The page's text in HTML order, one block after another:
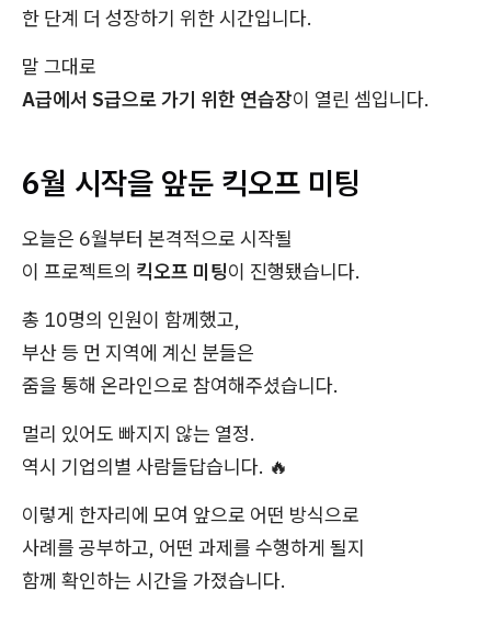
한 단계 더 성장하기 위한 시간입니다.
말 그대로
A급에서 S급으로 가기 위한 연습장이 열린 셈입니다.
6월 시작을 앞둔 킥오프 미팅
오늘은 6월부터 본격적으로 시작될
이 프로젝트의 킥오프 미팅이 진행됐습니다.
총 10명의 인원이 함께했고,
부산 등 먼 지역에 계신 분들은
줌을 통해 온라인으로 참여해주셨습니다.
멀리 있어도 빠지지 않는 열정.
역시 기업의별 사람들답습니다. 🔥
이렇게 한자리에 모여 앞으로 어떤 방식으로
사례를 공부하고, 어떤 과제를 수행하게 될지
함께 확인하는 시간을 가졌습니다.